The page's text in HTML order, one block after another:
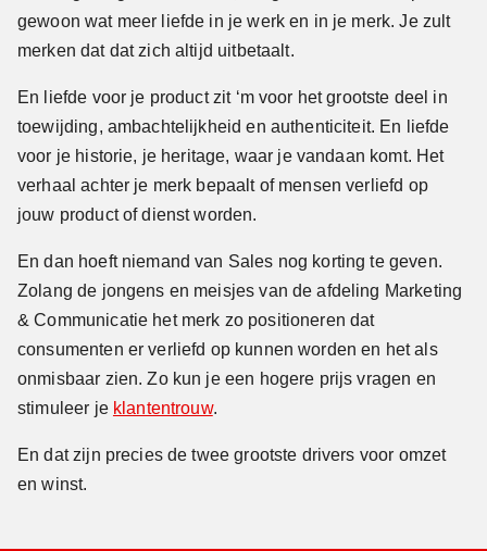
gewoon wat meer liefde in je werk en in je merk. Je zult
merken dat dat zich altijd uitbetaalt.
En liefde voor je product zit ‘m voor het grootste deel in
toewijding, ambachtelijkheid en authenticiteit. En liefde
voor je historie, je heritage, waar je vandaan komt. Het
verhaal achter je merk bepaalt of mensen verliefd op
jouw product of dienst worden.
En dan hoeft niemand van Sales nog korting te geven.
Zolang de jongens en meisjes van de afdeling Marketing
& Communicatie het merk zo positioneren dat
consumenten er verliefd op kunnen worden en het als
onmisbaar zien. Zo kun je een hogere prijs vragen en
stimuleer je klantentrouw.
En dat zijn precies de twee grootste drivers voor omzet
en winst.